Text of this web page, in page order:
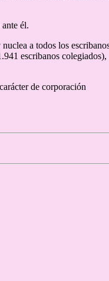
él.
a todos los
escribanos colegiados),
de corporación